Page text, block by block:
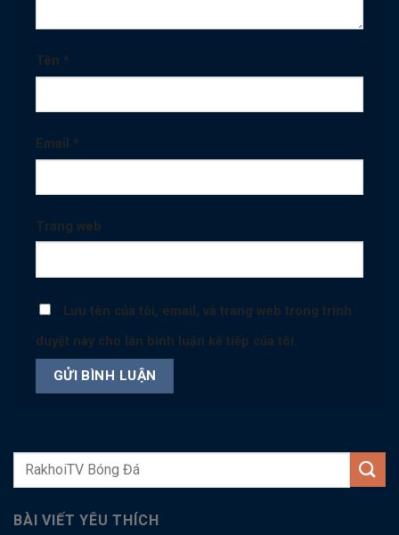
Tên *
Email *
Trang web
Lưu tên của tôi, email, và trang web trong trình
duyệt này cho lần bình luận kế tiếp của tôi.
BÀI VIẾT YÊU THÍCH